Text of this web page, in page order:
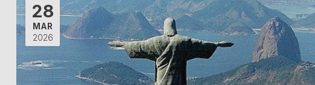
28
MAR
2026